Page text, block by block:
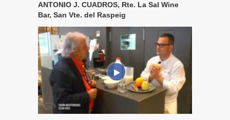
ANTONIO J. CUADROS, Rte. La Sal Wine
Bar, San Vte. del Raspeig